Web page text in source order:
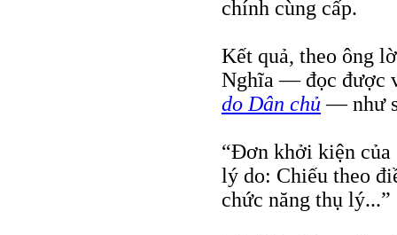
chính cùng cấp.
Kết quả, theo ông
Nghĩa — đọc được
do Dân chủ — như
“Đơn khởi kiện của
lý do: Chiếu theo
chức năng thụ lý...”